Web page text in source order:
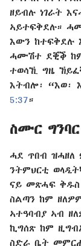
ዘይብሉ ነገራት
ኣይተፍቅደሉ።
እውን ከተፍቅደሉ
ሓሙሽተ ደቒቕ
ተወሳኺ ግዜ
እትብሎ፡ “እወ፡
5:37።
ስሙር
ሓደ ጥበብ ዝሓዘለ
ንትምህርቲ
ናይ መጽሓፍ
ስልጣን ከም
ኣተዓባብያ ኣብ
ኪግሰጽ ከም
ስድራ ቤት